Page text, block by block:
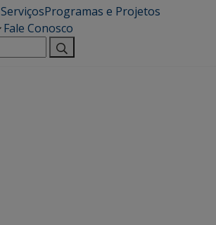
ServiçosProgramas e Projetos
Fale Conosco